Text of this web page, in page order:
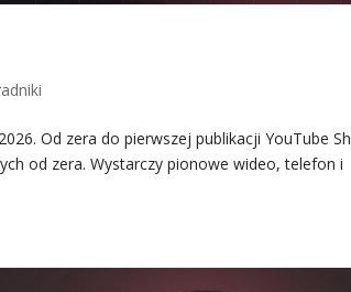
Od zera do pierwszej publikacji YouTube
od zera. Wystarczy pionowe wideo, telefon i